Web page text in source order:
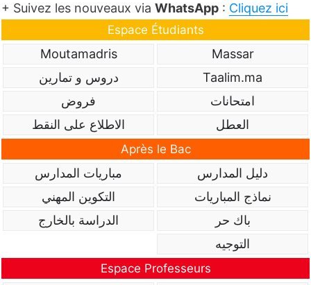
+ Suivez les nouveaux via WhatsApp : Cliquez ici
Espace Étudiants
Massar
Moutamadris
Taalim.ma
دروس و تمارين
امتحانات
فروض
العطل
الاطلاع على النقط
Après le Bac
دليل المدارس
مباريات المدارس
نماذج المباريات
التكوين المهني
باك حر
الدراسة بالخارج
التوجيه
Espace Professeurs